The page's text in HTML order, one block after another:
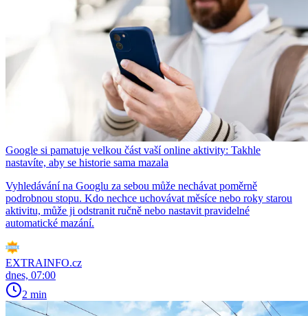
Google si pamatuje velkou část vaší online aktivity: Takhle
nastavíte, aby se historie sama mazala
Vyhledávání na Googlu za sebou může nechávat poměrně
podrobnou stopu. Kdo nechce uchovávat měsíce nebo roky starou
aktivitu, může ji odstranit ručně nebo nastavit pravidelné
automatické mazání.
EXTRAINFO.cz
dnes, 07:00
2 min